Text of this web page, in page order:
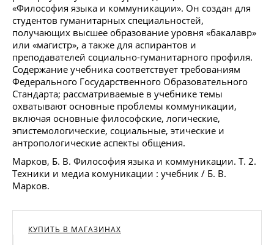
«Философия языка и коммуникации». Он создан для
студентов гуманитарных специальностей,
получающих высшее образование уровня «бакалавр»
или «магистр», а также для аспирантов и
преподавателей социально-гуманитарного профиля.
Содержание учебника соответствует требованиям
Федерального Государственного Образовательного
Стандарта; рассматриваемые в учебнике темы
охватывают основные проблемы коммуникации,
включая основные философские, логические,
эпистемологические, социальные, этические и
антропологические аспекты общения.
Марков, Б. В. Философия языка и коммуникации. Т. 2.
Техники и медиа комуникации : учебник / Б. В.
Марков.
КУПИТЬ В МАГАЗИНАХ